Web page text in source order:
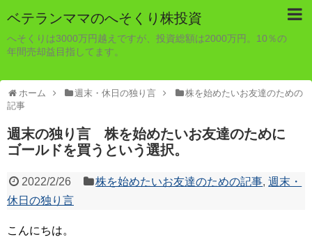
ベテランママのへそくり株投資
へそくりは3000万円越えですが、投資総額は2000万円。10％の
年間売却益目指してます。
ホーム 週末・休日の独り言
株を始めたいお友達のための
記事
週末の独り言 株を始めたいお友達のために
ゴールドを買うという選択。
2022/2/26 株を始めたいお友達のための記事,週末・
休日の独り言
こんにちは。